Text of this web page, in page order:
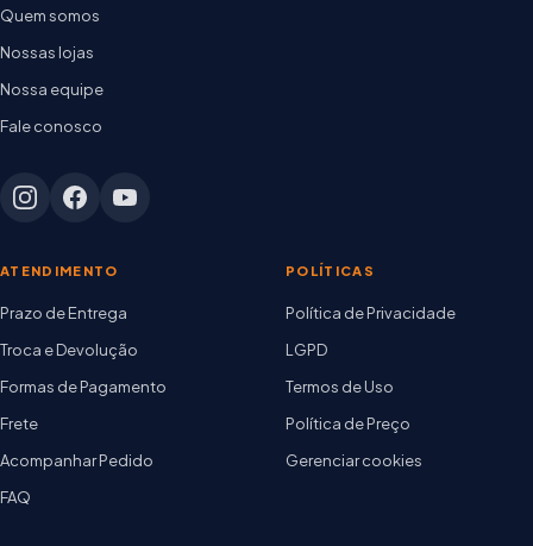
Quem somos
Nossas lojas
Nossa equipe
Fale conosco
ATENDIMENTO
Prazo de Entrega
Troca e Devolução
Formas de Pagamento
Frete
Acompanhar Pedido
FAQ
POLÍTICAS
Política de Privacidade
LGPD
Termos de Uso
Política de Preço
Gerenciar cookies